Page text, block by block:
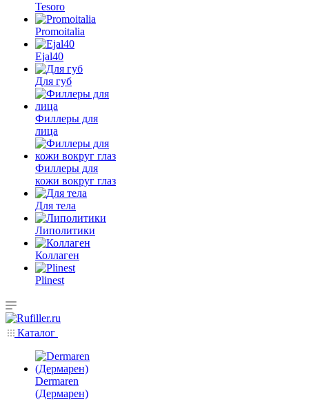
Tesoro
Promoitalia
Ejal40
Для губ
Филлеры для
лица
Филлеры для
кожи вокруг глаз
Для тела
Липолитики
Коллаген
Plinest
Каталог
Dermaren
(Дермарен)